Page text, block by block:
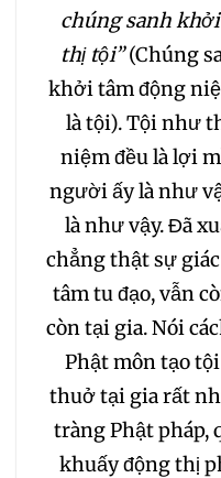
chúng sanh
thị tội”(Chúng
khởi tâm động
là tội). Tội như
niệm đều là lợi
người ấy là như
là như vậy. Đã
chẳng thật sự
tâm tu đạo, vẫn
còn tại gia. Nói
Phật môn tạo
thuở tại gia rất
tràng Phật pháp,
khuấy động thị